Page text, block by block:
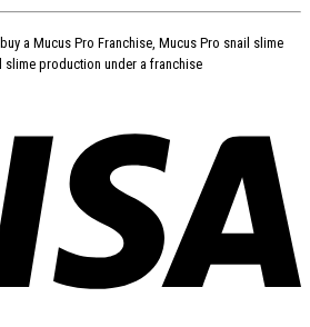
buy a Mucus Pro Franchise, Mucus Pro snail slime
slime production under a franchise